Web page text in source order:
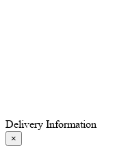
Delivery Information
×